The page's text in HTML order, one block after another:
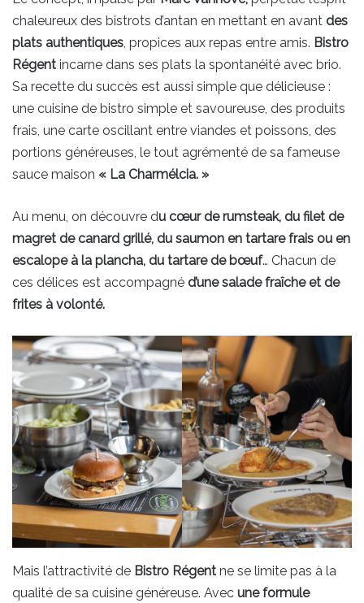
chaleureux des bistrots d’antan en mettant en avant des
plats authentiques, propices aux repas entre amis. Bistro
Régent incarne dans ses plats la spontanéité avec brio.
Sa recette du succès est aussi simple que délicieuse :
une cuisine de bistro simple et savoureuse, des produits
frais, une carte oscillant entre viandes et poissons, des
portions généreuses, le tout agrémenté de sa fameuse
sauce maison « La Charmélcia. »
Au menu, on découvre du cœur de rumsteak, du filet de
magret de canard grillé, du saumon en tartare frais ou en
escalope à la plancha, du tartare de bœuf… Chacun de
ces délices est accompagné d’une salade fraîche et de
frites à volonté.
Mais l’attractivité de Bistro Régent ne se limite pas à la
qualité de sa cuisine généreuse. Avec une formule